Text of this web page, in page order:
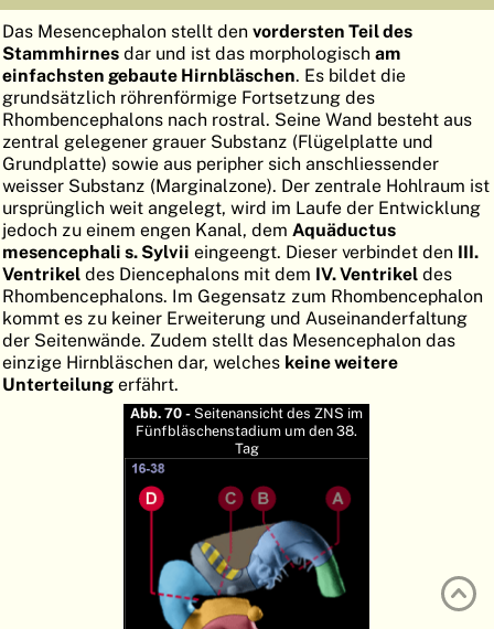
HOME
EMBRYOGENESE
ORGANOGENESE
ATLASEMBRYOLOGY
SUCHEN
HILFE
FR
Das Mesencephalon stellt den vordersten Teil des
Stammhirnes dar und ist das morphologisch am
einfachsten gebaute Hirnbläschen. Es bildet die
grundsätzlich röhrenförmige Fortsetzung des
Rhombencephalons nach rostral. Seine Wand besteht aus
zentral gelegener grauer Substanz (Flügelplatte und
Grundplatte) sowie aus peripher sich anschliessender
weisser Substanz (Marginalzone). Der zentrale Hohlraum ist
ursprünglich weit angelegt, wird im Laufe der Entwicklung
jedoch zu einem engen Kanal, dem Aquäductus
mesencephali s. Sylvii eingeengt. Dieser verbindet den III.
Ventrikel des Diencephalons mit dem IV. Ventrikel des
Rhombencephalons. Im Gegensatz zum Rhombencephalon
kommt es zu keiner Erweiterung und Auseinanderfaltung
der Seitenwände. Zudem stellt das Mesencephalon das
einzige Hirnbläschen dar, welches keine weitere
Unterteilung erfährt.
Abb. 70 - Seitenansicht des ZNS im
Fünfbläschenstadium um den 38.
Tag